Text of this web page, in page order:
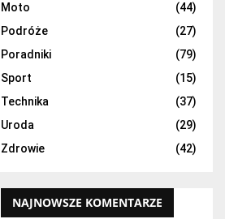
Moto
(44)
Podróże
(27)
Poradniki
(79)
Sport
(15)
Technika
(37)
Uroda
(29)
Zdrowie
(42)
NAJNOWSZE KOMENTARZE